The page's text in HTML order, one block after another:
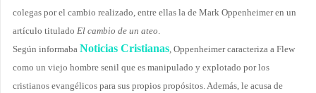
colegas por el cambio realizado, entre ellas la de Mark Oppenheimer en un
artículo titulado El cambio de un ateo.
Según informaba Noticias Cristianas, Oppenheimer caracteriza a Flew
como un viejo hombre senil que es manipulado y explotado por los
cristianos evangélicos para sus propios propósitos. Además, le acusa de